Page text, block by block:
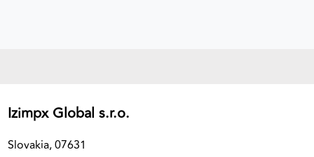
Izimpx Global s.r.o.
Slovakia, 07631